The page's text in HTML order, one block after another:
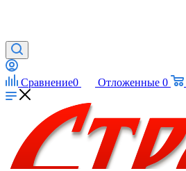
Сравнение0 Отложенные 0